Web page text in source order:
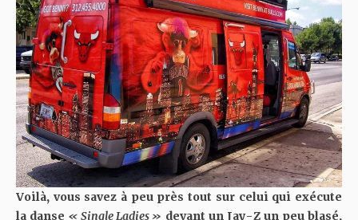
Voilà, vous savez à peu près tout sur celui qui exécute
la danse « Single Ladies » devant un Jay-Z un peu blasé,